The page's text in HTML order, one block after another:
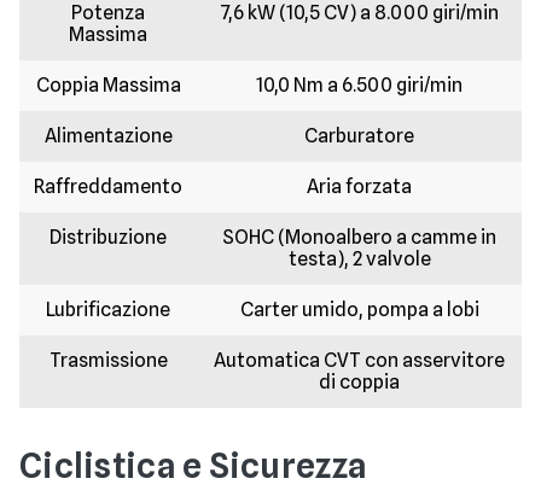
Potenza
Massima
7,6 kW (10,5 CV) a 8.000 giri/min
Coppia Massima 10,0 Nm a 6.500 giri/min
Alimentazione Carburatore
Raffreddamento Aria forzata
Distribuzione
SOHC (Monoalbero a camme in
testa), 2 valvole
Lubrificazione Carter umido, pompa a lobi
Trasmissione
Automatica CVT con asservitore
di coppia
Ciclistica e Sicurezza